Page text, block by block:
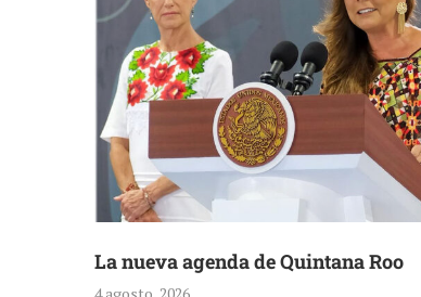
La nueva agenda de Quintana Roo
4 agosto, 2026